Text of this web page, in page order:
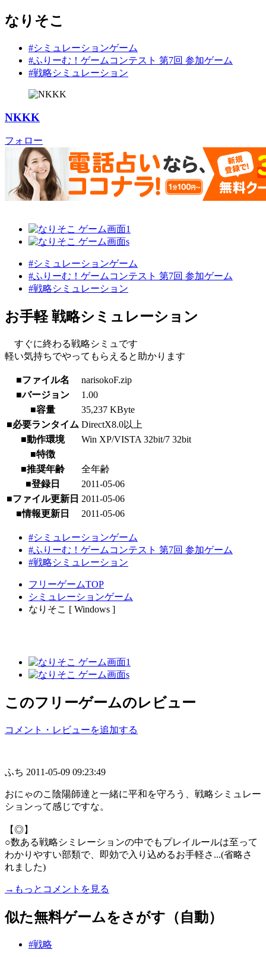
なりそこ
#シミュレーションゲーム
#ふりーむ！ゲームコンテスト 第7回 参加ゲーム
#戦略シミュレーション
NKKK
フォロー
#シミュレーションゲーム
#ふりーむ！ゲームコンテスト 第7回 参加ゲーム
#戦略シミュレーション
お手軽 戦略シミュレーション
すぐに終わる戦略シミュです
軽い気持ちでやってもらえると助かります
■ファイル名
narisokoF.zip
■バージョン
1.00
■容量
35,237 KByte
■必要ランタイム DirectX8.0以上
■動作環境
Win XP/VISTA 32bit/7 32bit
■特徴
■推奨年齢
全年齢
■登録日
2011-05-06
■ファイル更新日 2011-05-06
■情報更新日
2011-05-06
#シミュレーションゲーム
#ふりーむ！ゲームコンテスト 第7回 参加ゲーム
#戦略シミュレーション
フリーゲームTOP
シミュレーションゲーム
なりそこ [ Windows ]
このフリーゲームのレビュー
コメント・レビューを追加する
ふち 2011-05-09 09:23:49
おにゃのこ陰陽師達と一緒に平和を守ろう、戦略シミュレー
ションって感じですな。
【◎】
○数ある戦略シミレーションの中でもプレイルールは至って
わかりやすい部類で、即効で入り込めるお手軽さ...(省略さ
れました)
→もっとコメントを見る
似た無料ゲームをさがす（自動）
#戦略